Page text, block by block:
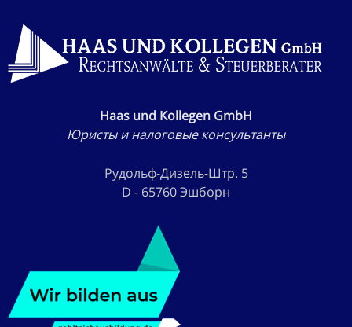
Haas und Kollegen GmbH
Юристы и налоговые консультанты
Рудольф-Дизель-Штр. 5
D - 65760 Эшборн